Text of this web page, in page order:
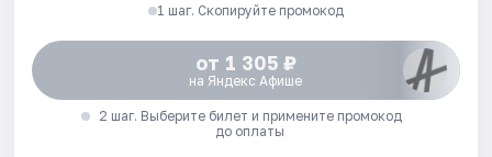
1 шаг. Скопируйте промокод
от 1 305 ₽
на Яндекс Афише
2 шаг. Выберите билет и примените промокод
до оплаты